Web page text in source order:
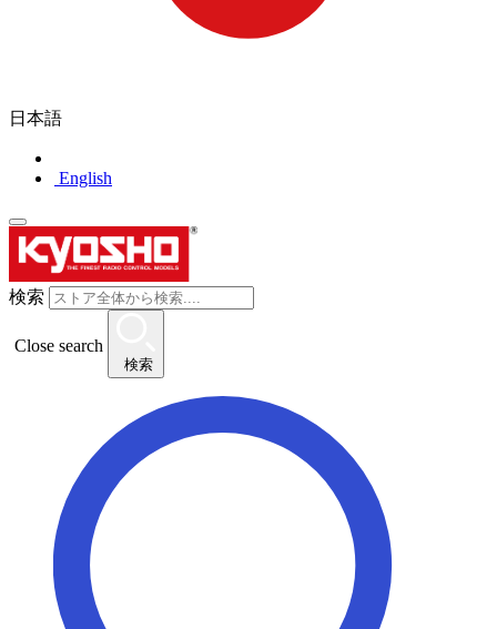
日本語
English
検索
Close search
検索